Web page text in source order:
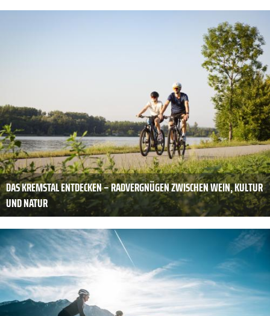
DAS KREMSTAL ENTDECKEN – RADVERGNÜGEN ZWISCHEN WEIN, KULTUR
UND NATUR